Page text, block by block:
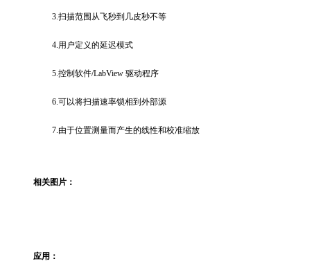
3.扫描范围从飞秒到几皮秒不等
4.用户定义的延迟模式
5.控制软件/LabView 驱动程序
6.可以将扫描速率锁相到外部源
7.由于位置测量而产生的线性和校准缩放
相关图片：
应用：